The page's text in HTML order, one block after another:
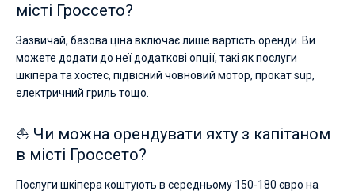
місті Гроссето?
Зазвичай, базова ціна включає лише вартість оренди. Ви
можете додати до неї додаткові опції, такі як послуги
шкіпера та хостес, підвісний човновий мотор, прокат sup,
електричний гриль тощо.
⛵ Чи можна орендувати яхту з капітаном
в місті Гроссето?
Послуги шкіпера коштують в середньому 150-180 євро на